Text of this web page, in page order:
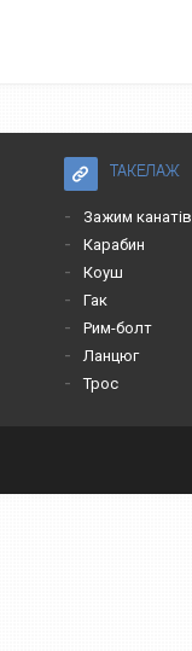
ТАКЕЛАЖ
Зажим канатів
Карабин
Коуш
Гак
Рим-болт
Ланцюг
Трос